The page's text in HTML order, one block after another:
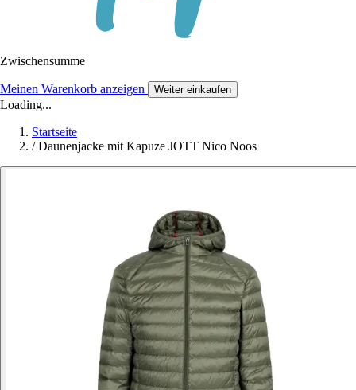
Zwischensumme
Meinen Warenkorb anzeigen Weiter einkaufen
Loading...
Startseite
/ Daunenjacke mit Kapuze JOTT Nico Noos